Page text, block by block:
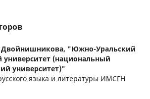
"Южно-Уральский
университет (национальный
университет)"
языка и литературы ИМСГН